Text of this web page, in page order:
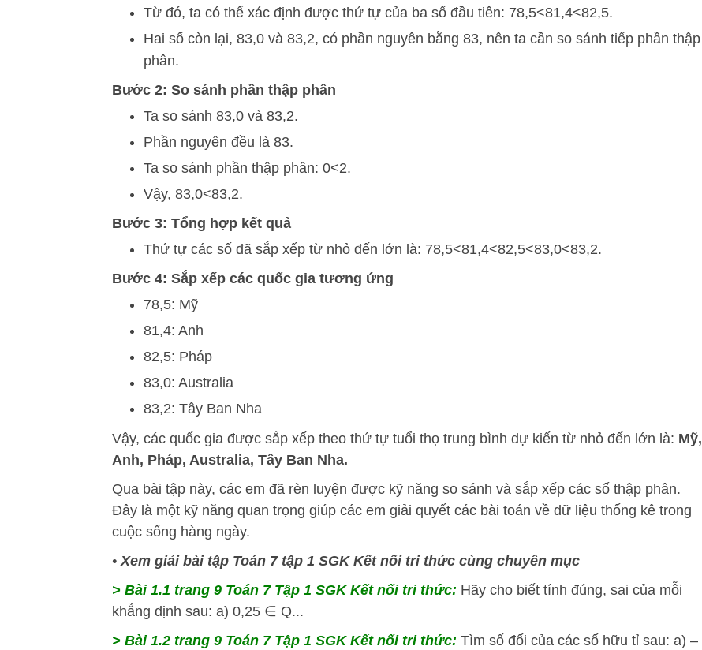
Từ đó, ta có thể xác định được thứ tự của ba số đầu tiên: 78,5<81,4<82,5.
Hai số còn lại, 83,0 và 83,2, có phần nguyên bằng 83, nên ta cần so sánh tiếp phần thập
phân.
Bước 2: So sánh phần thập phân
Ta so sánh 83,0 và 83,2.
Phần nguyên đều là 83.
Ta so sánh phần thập phân: 0<2.
Vậy, 83,0<83,2.
Bước 3: Tổng hợp kết quả
Thứ tự các số đã sắp xếp từ nhỏ đến lớn là: 78,5<81,4<82,5<83,0<83,2.
Bước 4: Sắp xếp các quốc gia tương ứng
78,5: Mỹ
81,4: Anh
82,5: Pháp
83,0: Australia
83,2: Tây Ban Nha
Vậy, các quốc gia được sắp xếp theo thứ tự tuổi thọ trung bình dự kiến từ nhỏ đến lớn là: Mỹ,
Anh, Pháp, Australia, Tây Ban Nha.
Qua bài tập này, các em đã rèn luyện được kỹ năng so sánh và sắp xếp các số thập phân.
Đây là một kỹ năng quan trọng giúp các em giải quyết các bài toán về dữ liệu thống kê trong
cuộc sống hàng ngày.
•Xem giải bài tập Toán 7 tập 1 SGK Kết nối tri thức cùng chuyên mục
> Bài 1.1 trang 9 Toán 7 Tập 1 SGK Kết nối tri thức: Hãy cho biết tính đúng, sai của mỗi
khẳng định sau: a) 0,25 ∈ Q...
> Bài 1.2 trang 9 Toán 7 Tập 1 SGK Kết nối tri thức: Tìm số đối của các số hữu tỉ sau: a) –